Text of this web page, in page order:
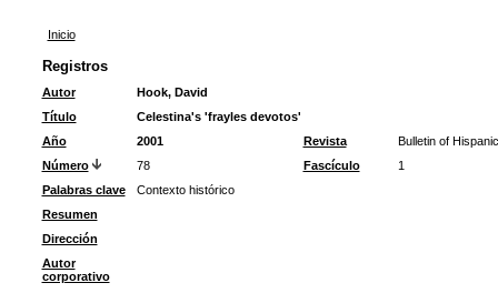
Inicio
Registros
Autor
Hook, David
Título
Celestina's 'frayles devotos'
Año
2001 Revista
Bulletin of
Número
78 Fascículo
1
Palabras clave
Contexto histórico
Resumen
Dirección
Autor
corporativo